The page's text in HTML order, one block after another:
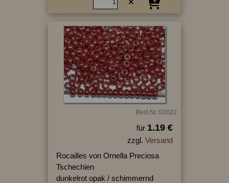
Best.Nr.:03022
für 1.19 €
zzgl. Versand
Rocailles von Ornella Preciosa
Tschechien
dunkelrot opak / schimmernd